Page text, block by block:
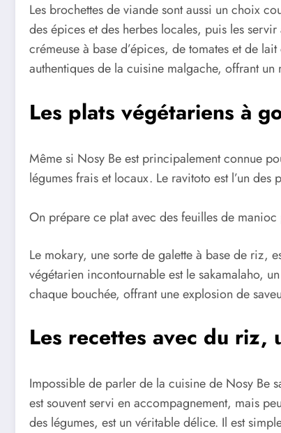
Les brochettes de viande sont aussi un choix
des épices et des herbes locales, puis les
crémeuse à base d’épices, de tomates et de
authentiques de la cuisine malgache, offrant
Les plats végétariens à
Même si Nosy Be est principalement connue
légumes frais et locaux. Le ravitoto est l’un
On prépare ce plat avec des feuilles de
Le mokary, une sorte de galette à base de riz,
végétarien incontournable est le sakamalaho,
chaque bouchée, offrant une explosion de
Les recettes avec du riz,
Impossible de parler de la cuisine de Nosy Be
est souvent servi en accompagnement, mais
des légumes, est un véritable délice. Il est